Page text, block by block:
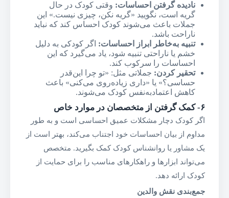
نادیده گرفتن احساسات: وقتی کودک در حال
گریه است، نگویید «گریه نکن، چیزی نیست.» این
جملات باعث می‌شوند کودک احساس کند که نباید
ناراحت باشد.
تنبیه به‌خاطر ابراز احساسات: اگر کودکی به دلیل
خشم یا ناراحتی تنبیه شود، یاد می‌گیرد که این
احساسات را سرکوب کند.
تحقیر کردن: جملاتی مثل: «تو چرا این‌قدر
حساسی؟» یا «داری زیاده‌روی می‌کنی» باعث
کاهش اعتمادبه‌نفس کودک می‌شوند.
۶- کمک گرفتن از متخصصان در موارد خاص
اگر کودک دچار مشکلات عمیق احساسی است و به طور
مداوم از بیان احساسات خود اجتناب می‌کند، بهتر است از
یک مشاور یا روانشناس کودک کمک بگیرید. متخصص
می‌تواند ابزارها و راهکارهای مناسب را برای حمایت از
کودک ارائه دهد.
جمع‌بندی نقش والدین